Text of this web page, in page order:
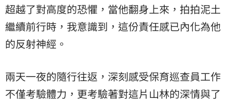
超越了對高度的恐懼，當他翻身上來，拍拍泥土
繼續前行時，我意識到，這份責任感已內化為他
的反射神經。
兩天一夜的隨行往返，深刻感受保育巡查員工作
不僅考驗體力，更考驗著對這片山林的深情與了